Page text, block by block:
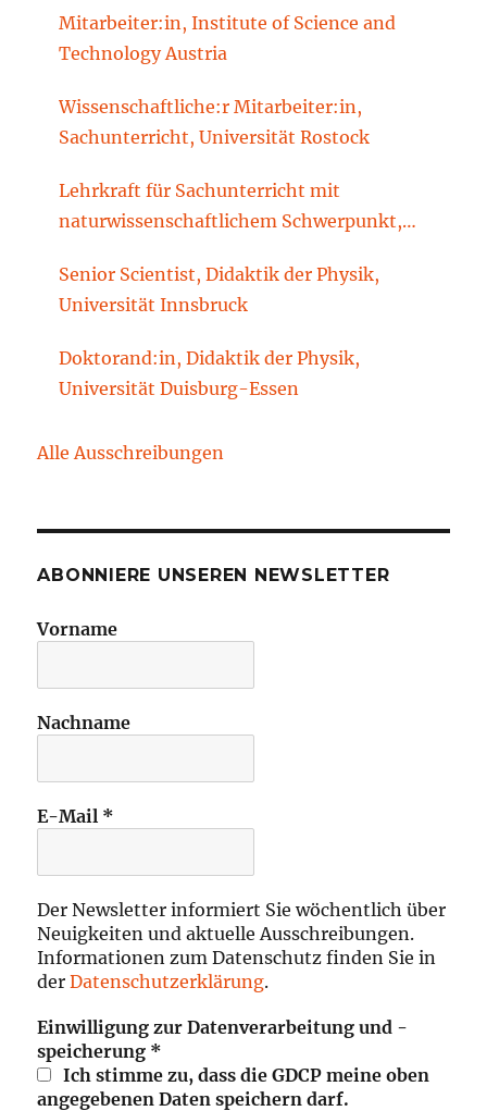
Mitarbeiter:in, Institute of Science and
Technology Austria
Wissenschaftliche:r Mitarbeiter:in,
Sachunterricht, Universität Rostock
Lehrkraft für Sachunterricht mit
naturwissenschaftlichem Schwerpunkt,
Technische Universität Cottbus-Senftenberg
Senior Scientist, Didaktik der Physik,
Universität Innsbruck
Doktorand:in, Didaktik der Physik,
Universität Duisburg-Essen
Alle Ausschreibungen
ABONNIERE UNSEREN NEWSLETTER
Vorname
Nachname
E-Mail *
Der Newsletter informiert Sie wöchentlich über
Neuigkeiten und aktuelle Ausschreibungen.
Informationen zum Datenschutz finden Sie in
derDatenschutzerklärung.
Einwilligung zur Datenverarbeitung und -
speicherung *
Ich stimme zu, dass die GDCP meine oben
angegebenen Daten speichern darf.